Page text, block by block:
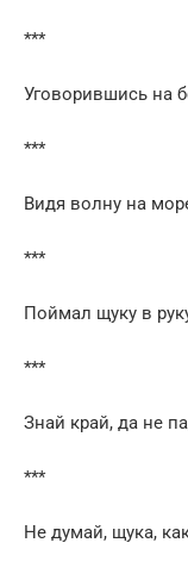
***
Уговорившись на
***
Видя волну на
***
Поймал щуку в
***
Знай край, да не
***
Не думай, щука,